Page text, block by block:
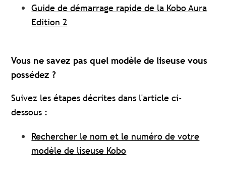
Guide de démarrage rapide de la Kobo Aura
Edition 2
Vous ne savez pas quel modèle de liseuse vous
possédez ?
Suivez les étapes décrites dans l'article ci-
dessous :
Rechercher le nom et le numéro de votre
modèle de liseuse Kobo